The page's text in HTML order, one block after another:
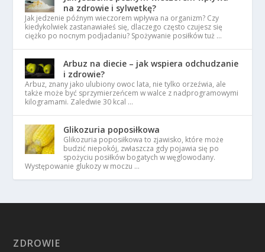
na zdrowie i sylwetkę?
Jak jedzenie późnym wieczorem wpływa na organizm? Czy
kiedykolwiek zastanawiałeś się, dlaczego często czujesz się
ciężko po nocnym podjadaniu? Spożywanie posiłków tuż …
Arbuz na diecie – jak wspiera odchudzanie
i zdrowie?
Arbuz, znany jako ulubiony owoc lata, nie tylko orzeźwia, ale
także może być sprzymierzeńcem w walce z nadprogramowymi
kilogramami. Zaledwie 30 kcal …
Glikozuria poposiłkowa
Glikozuria poposiłkowa to zjawisko, które może
budzić niepokój, zwłaszcza gdy pojawia się po
spożyciu posiłków bogatych w węglowodany.
Występowanie glukozy w moczu …
ZDROWIE